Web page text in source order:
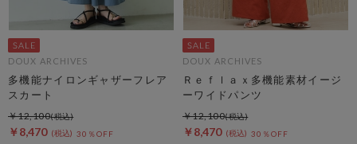
DOUX ARCHIVES
多機能ナイロンギャザーフレア
スカート
￥8,470 30％OFF
￥12,100
DOUX ARCHIVES
Ｒｅｆｌａｘ多機能素材イージ
ーワイドパンツ
￥8,470 30％OFF
￥12,100